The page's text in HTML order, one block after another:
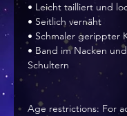
• Leicht tailliert und
• Seitlich vernäht
• Schmaler gerippter
• Band im Nacken
Schultern
Age restrictions: For